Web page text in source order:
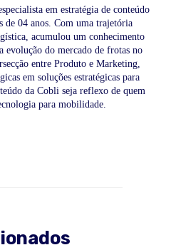
em estratégia de conteúdo
de 04 anos. Com uma trajetória
acumulou um conhecimento
evolução do mercado de frotas no
entre Produto e Marketing,
em soluções estratégicas para
da Cobli seja reflexo de quem
para mobilidade.